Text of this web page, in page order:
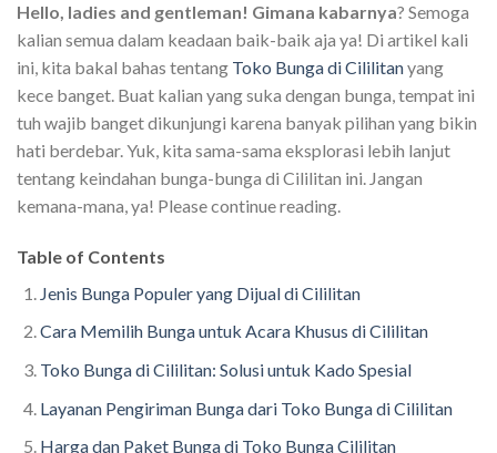
Hello, ladies and gentleman! Gimana kabarnya? Semoga
kalian semua dalam keadaan baik-baik aja ya! Di artikel kali
ini, kita bakal bahas tentang Toko Bunga di Cililitanyang
kece banget. Buat kalian yang suka dengan bunga, tempat ini
tuh wajib banget dikunjungi karena banyak pilihan yang bikin
hati berdebar. Yuk, kita sama-sama eksplorasi lebih lanjut
tentang keindahan bunga-bunga di Cililitan ini. Jangan
kemana-mana, ya! Please continue reading.
Table of Contents
Jenis Bunga Populer yang Dijual di Cililitan
Cara Memilih Bunga untuk Acara Khusus di Cililitan
Toko Bunga di Cililitan: Solusi untuk Kado Spesial
Layanan Pengiriman Bunga dari Toko Bunga di Cililitan
Harga dan Paket Bunga di Toko Bunga Cililitan